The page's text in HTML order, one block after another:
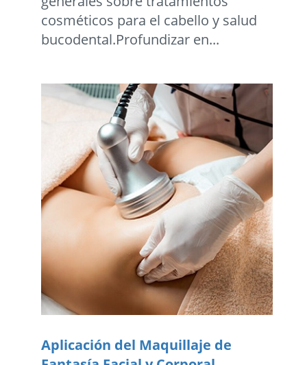
cosméticos para el cabello y salud
bucodental.Profundizar en...
Aplicación del Maquillaje de